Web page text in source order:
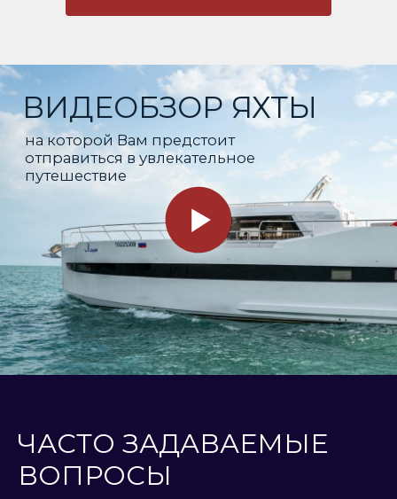
ЧАСТО ЗАДАВАЕМЫЕ
ВОПРОСЫ